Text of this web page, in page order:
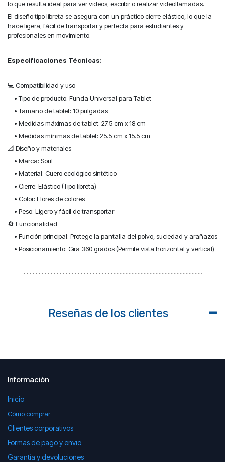
lo que resulta ideal para ver videos, escribir o realizar videollamadas.
El diseño tipo libreta se asegura con un práctico cierre elástico, lo que la
hace ligera, fácil de transportar y perfecta para estudiantes y
profesionales en movimiento.
Especificaciones Técnicas:
💻 Compatibilidad y uso
• Tipo de producto: Funda Universal para Tablet
• Tamaño de tablet: 10 pulgadas
• Medidas máximas de tablet: 27.5 cm x 18 cm
• Medidas mínimas de tablet: 25.5 cm x 15.5 cm
📐 Diseño y materiales
• Marca: Soul
• Material: Cuero ecológico sintético
• Cierre: Elástico (Tipo libreta)
• Color: Flores de colores
• Peso: Ligero y fácil de transportar
🔄 Funcionalidad
• Función principal: Protege la pantalla del polvo, suciedad y arañazos
• Posicionamiento: Gira 360 grados (Permite vista horizontal y vertical)
Reseñas de los clientes
Información
Inicio
Cómo comprar
Clientes corporativos
Formas de pago y envio
Garantía y devoluciones